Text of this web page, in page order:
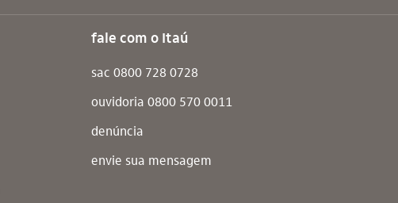
fale com o Itaú
sac 0800 728 0728
ouvidoria 0800 570 0011
denúncia
envie sua mensagem